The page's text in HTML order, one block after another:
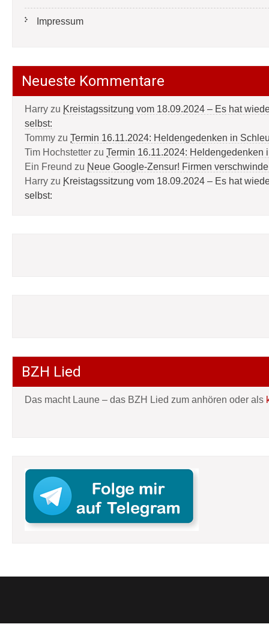
Impressum
Neueste Kommentare
Harry zu Kreistagssitzung vom 18.09.2024 – Es hat
selbst:
Tommy zu Termin 16.11.2024: Heldengedenken in
Tim Hochstetter zu Termin 16.11.2024: Heldengedenken
Ein Freund zu Neue Google-Zensur! Firmen
Harry zu Kreistagssitzung vom 18.09.2024 – Es hat
selbst:
BZH Lied
Das macht Laune – das BZH Lied zum anhören oder als